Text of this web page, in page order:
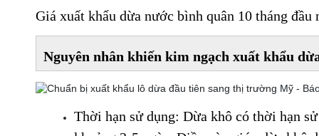
Giá xuất khẩu dừa nước bình quân 10 tháng
Nguyên nhân khiến kim ngạch xuất khẩu
Thời hạn sử dụng: Dừa khô có thời hạn